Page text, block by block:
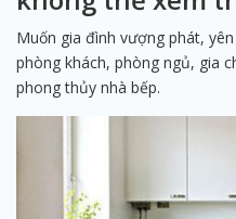
Muốn gia đình vượng phát,
phòng khách, phòng ngủ, gia
phong thủy nhà bếp.